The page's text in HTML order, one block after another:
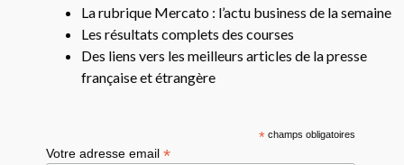
La rubrique Mercato : l’actu business de la semaine
Les résultats complets des courses
Des liens vers les meilleurs articles de la presse
française et étrangère
*champs obligatoires
Votre adresse email*